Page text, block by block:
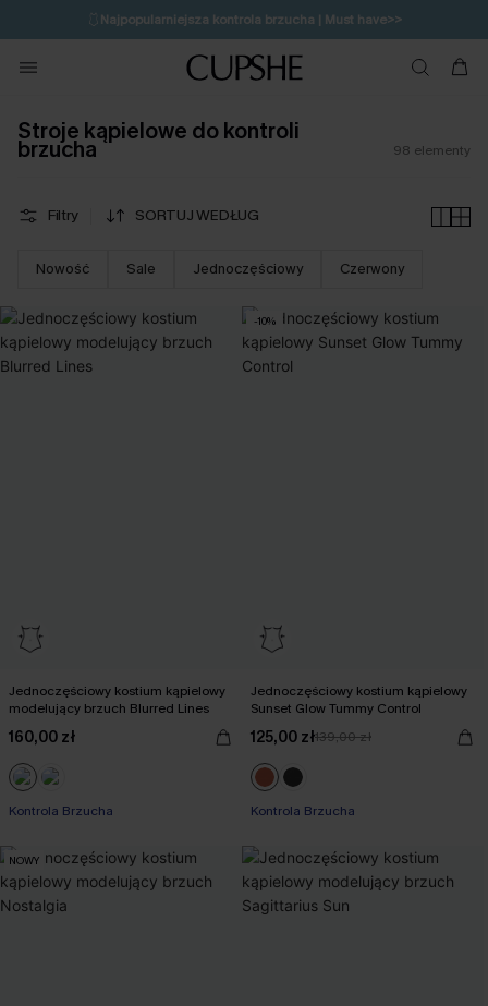
🩱Najpopularniejsza kontrola brzucha | Must have>>
🔥OSTATNIA SZANSA | Do 50% rabatu>>
💌Zapisz się i zyskaj do 20% rabatu>>
Stroje kąpielowe do kontroli
brzucha 98 elementy
Filtry SORTUJ WEDŁUG
Nowość Sale Jednoczęściowy Czerwony
Jednoczęściowy kostium kąpielowy
modelujący brzuch Blurred Lines
160,00 zł
Kontrola Brzucha
-10%
Jednoczęściowy kostium kąpielowy
Sunset Glow Tummy Control
125,00 zł139,00 zł
Kontrola Brzucha
NOWY